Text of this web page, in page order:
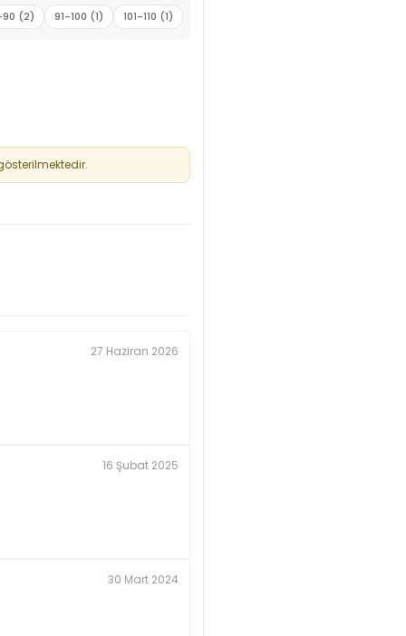
90 (2) 91-100 (1) 101-110 (1)
27 Haziran 2026
16 Şubat 2025
30 Mart 2024